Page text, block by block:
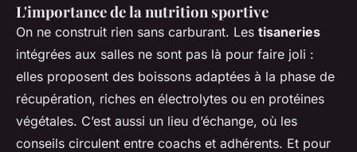
L'importance de la nutrition sportive
On ne construit rien sans carburant. Les tisaneries
intégrées aux salles ne sont pas là pour faire joli :
elles proposent des boissons adaptées à la phase de
récupération, riches en électrolytes ou en protéines
végétales. C’est aussi un lieu d’échange, où les
conseils circulent entre coachs et adhérents. Et pour